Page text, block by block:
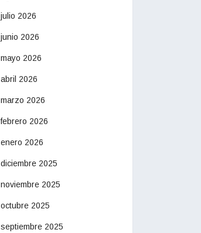
julio 2026
junio 2026
mayo 2026
abril 2026
marzo 2026
febrero 2026
enero 2026
diciembre 2025
noviembre 2025
octubre 2025
septiembre 2025